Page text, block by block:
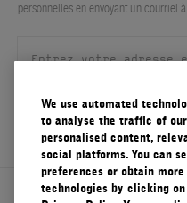
personnelles en envoyant un courriel à
We use automated
to analyse the traffic of
personalised content,
social platforms. You can
preferences or obtain
technologies by clicking